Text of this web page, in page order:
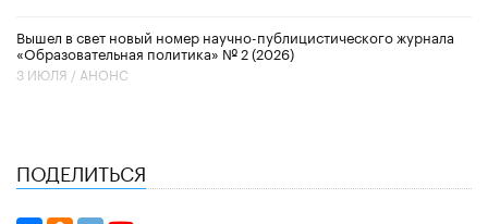
Вышел в свет новый номер научно-публицистического журнала
«Образовательная политика» № 2 (2026)
3 ИЮЛЯ / АНОНС
ПОДЕЛИТЬСЯ